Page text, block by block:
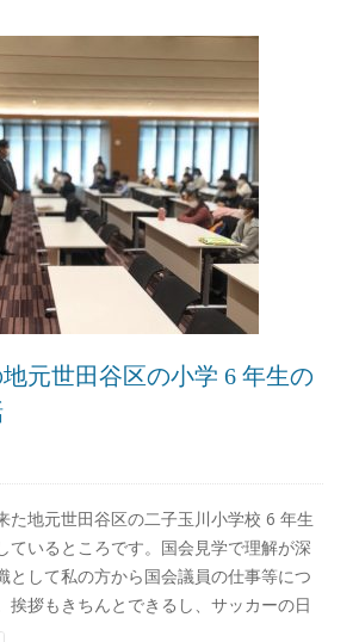
元世田谷区の小学 6 年生の
た地元世田谷区の二子玉川小学校 6 年生
ているところです。国会見学で理解が深
として私の方から国会議員の仕事等につ
挨拶もきちんとできるし、サッカーの日